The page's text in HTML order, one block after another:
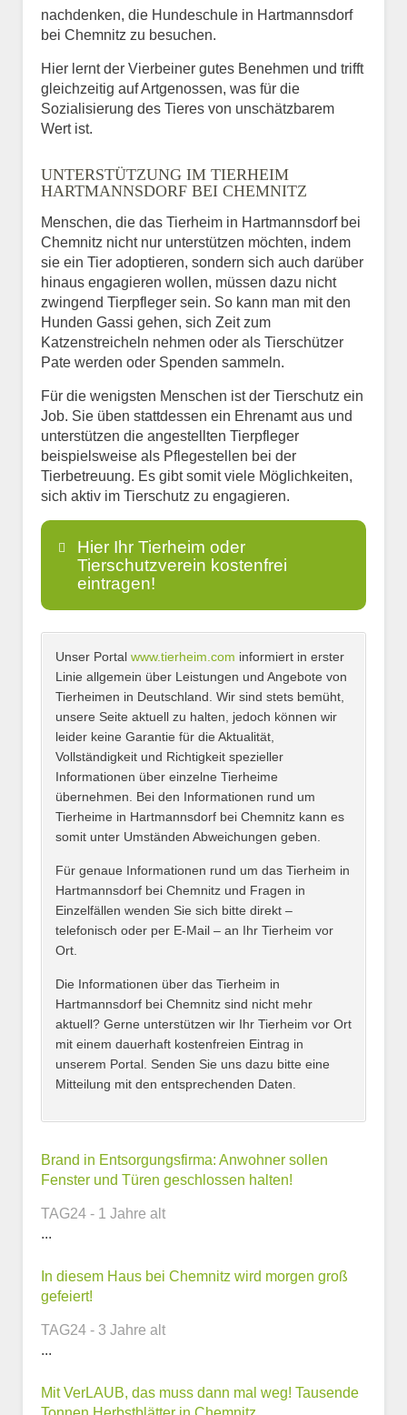
nachdenken, die Hundeschule in Hartmannsdorf
bei Chemnitz zu besuchen.
Hier lernt der Vierbeiner gutes Benehmen und trifft
gleichzeitig auf Artgenossen, was für die
Sozialisierung des Tieres von unschätzbarem
Wert ist.
UNTERSTÜTZUNG IM TIERHEIM
HARTMANNSDORF BEI CHEMNITZ
Menschen, die das Tierheim in Hartmannsdorf bei
Chemnitz nicht nur unterstützen möchten, indem
sie ein Tier adoptieren, sondern sich auch darüber
hinaus engagieren wollen, müssen dazu nicht
zwingend Tierpfleger sein. So kann man mit den
Hunden Gassi gehen, sich Zeit zum
Katzenstreicheln nehmen oder als Tierschützer
Pate werden oder Spenden sammeln.
Für die wenigsten Menschen ist der Tierschutz ein
Job. Sie üben stattdessen ein Ehrenamt aus und
unterstützen die angestellten Tierpfleger
beispielsweise als Pflegestellen bei der
Tierbetreuung. Es gibt somit viele Möglichkeiten,
sich aktiv im Tierschutz zu engagieren.
Hier Ihr Tierheim oder
Tierschutzverein kostenfrei
eintragen!
Name*
E-Mail*
Name des Tierheims*
E-Mail-Adresse
Telefonnummer
Unser Portal www.tierheim.com informiert in erster
Linie allgemein über Leistungen und Angebote von
Tierheimen in Deutschland. Wir sind stets bemüht,
unsere Seite aktuell zu halten, jedoch können wir
leider keine Garantie für die Aktualität,
Vollständigkeit und Richtigkeit spezieller
Informationen über einzelne Tierheime
übernehmen. Bei den Informationen rund um
Tierheime in Hartmannsdorf bei Chemnitz kann es
somit unter Umständen Abweichungen geben.
Für genaue Informationen rund um das Tierheim in
Hartmannsdorf bei Chemnitz und Fragen in
Einzelfällen wenden Sie sich bitte direkt –
telefonisch oder per E-Mail – an Ihr Tierheim vor
Ort.
Die Informationen über das Tierheim in
Hartmannsdorf bei Chemnitz sind nicht mehr
aktuell? Gerne unterstützen wir Ihr Tierheim vor Ort
mit einem dauerhaft kostenfreien Eintrag in
unserem Portal. Senden Sie uns dazu bitte eine
Mitteilung mit den entsprechenden Daten.
Brand in Entsorgungsfirma: Anwohner sollen
Fenster und Türen geschlossen halten!
TAG24 - 1 Jahre alt
...
In diesem Haus bei Chemnitz wird morgen groß
gefeiert!
TAG24 - 3 Jahre alt
...
Mit VerLAUB, das muss dann mal weg! Tausende